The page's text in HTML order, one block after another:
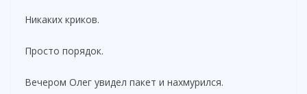
Никаких криков.
Просто порядок.
Вечером Олег увидел пакет и нахмурился.